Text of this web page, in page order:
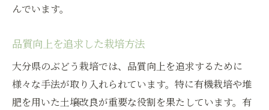
んでいます。
品質向上を追求した栽培方法
大分県のぶどう栽培では、品質向上を追求するために
様々な手法が取り入れられています。特に有機栽培や堆
肥を用いた土壌改良が重要な役割を果たしています。有